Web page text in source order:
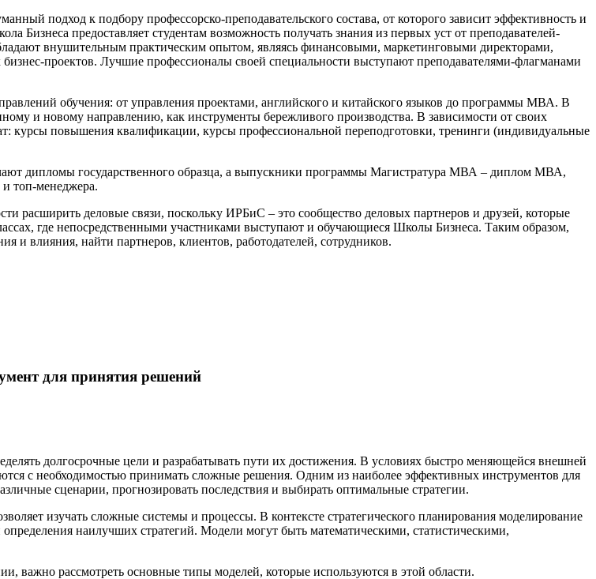
подход к подбору профессорско-преподавательского состава, от которого зависит эффективность и
предоставляет студентам возможность получать знания из первых уст от преподавателей-
внушительным практическим опытом, являясь финансовыми, маркетинговыми директорами,
проектов. Лучшие профессионалы своей специальности выступают преподавателями-флагманами
обучения: от управления проектами, английского и китайского языков до программы МВА. В
и новому направлению, как инструменты бережливого производства. В зависимости от своих
повышения квалификации, курсы профессиональной переподготовки, тренинги (индивидуальные
дипломы государственного образца, а выпускники программы Магистратура МВА – диплом МВА,
и топ-менеджера.
расширить деловые связи, поскольку ИРБиС – это сообщество деловых партнеров и друзей, которые
где непосредственными участниками выступают и обучающиеся Школы Бизнеса. Таким образом,
и влияния, найти партнеров, клиентов, работодателей, сотрудников.
для принятия решений
долгосрочные цели и разрабатывать пути их достижения. В условиях быстро меняющейся внешней
с необходимостью принимать сложные решения. Одним из наиболее эффективных инструментов для
сценарии, прогнозировать последствия и выбирать оптимальные стратегии.
изучать сложные системы и процессы. В контексте стратегического планирования моделирование
наилучших стратегий. Модели могут быть математическими, статистическими,
важно рассмотреть основные типы моделей, которые используются в этой области.